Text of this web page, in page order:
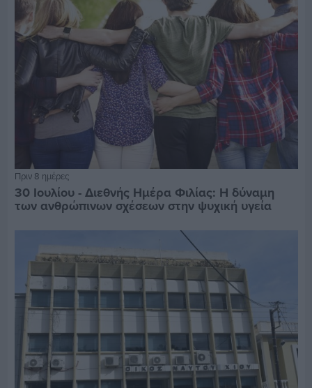
Πριν 8 ημέρες
30 Ιουλίου - Διεθνής Ημέρα Φιλίας: Η δύναμη
των ανθρώπινων σχέσεων στην ψυχική υγεία